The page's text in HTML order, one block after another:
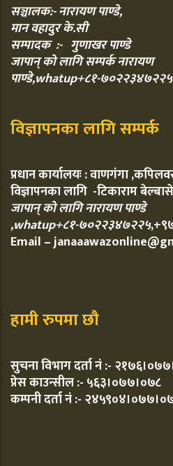
सञ्चालक:- नारायण पाण्डे,
मान वहादुर के.सी
सम्पादक :- गुणाखर पाण्डे
जापान् को लागि सम्पर्क नारायण
पाण्डे,whatup+८१-७०२२३४७२२५
विज्ञापनका लागि सम्पर्क
प्रधान कार्यालयः : वाणगंगा
विज्ञापनका लागि -टिकाराम
जापान् को लागि नारायण पाण्डे
,whatup+८१-७०२२३४७२२५
Email –
हामी रुपमा छौ
सुचना विभाग दर्ता नं :-
प्रेस काउन्सील :- ५६३।०७७।०७८
कम्पनी दर्ता नं :-